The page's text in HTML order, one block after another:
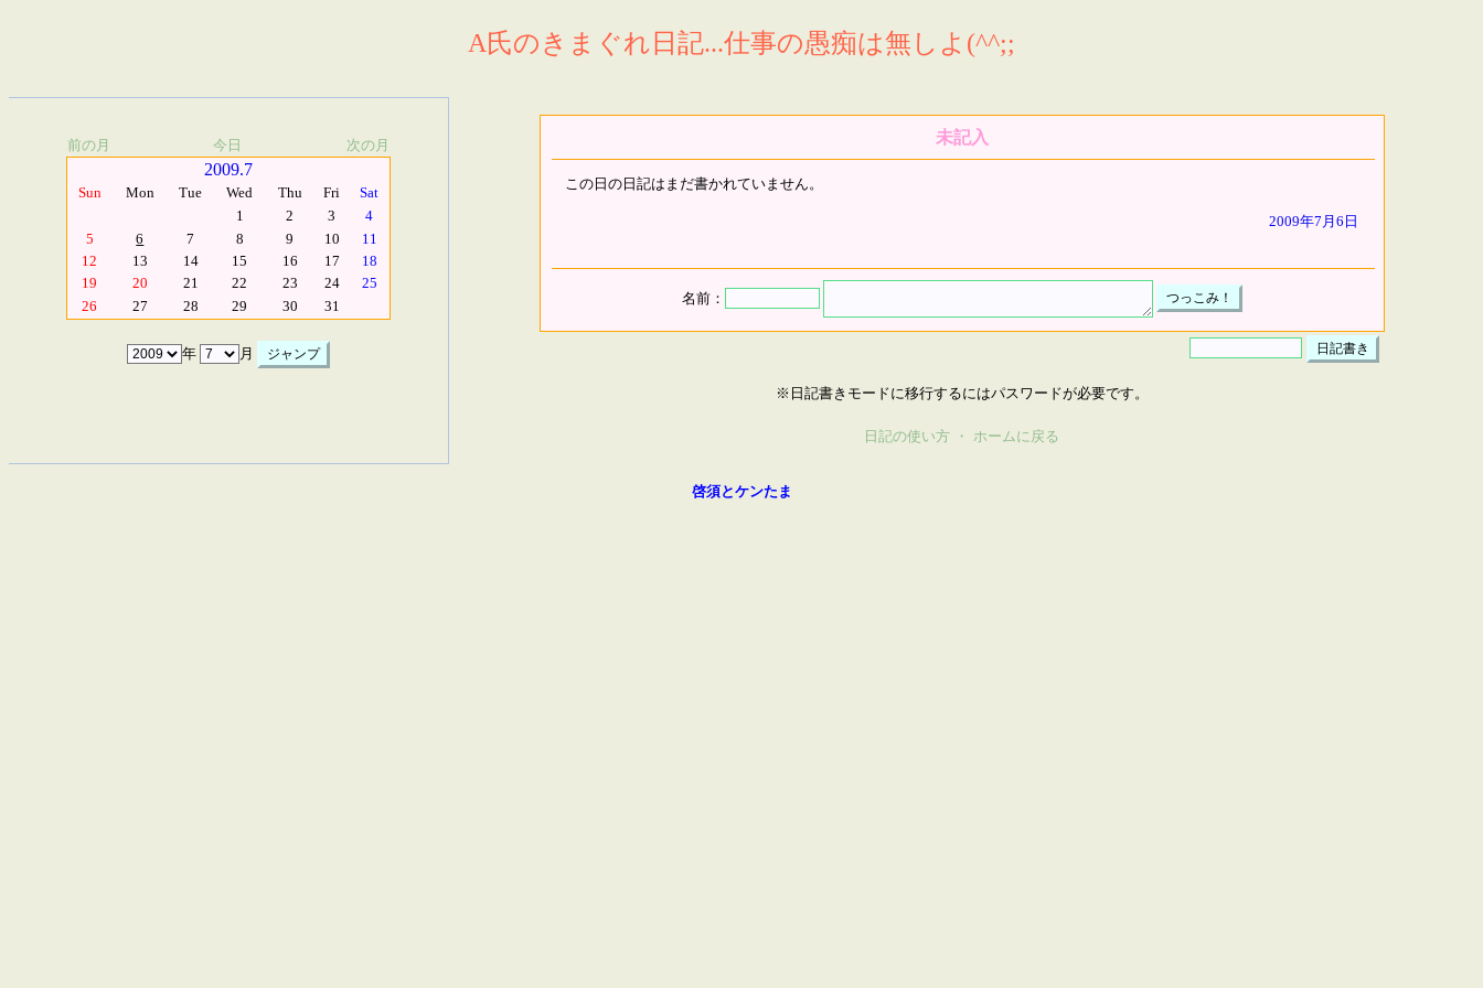
A氏のきまぐれ日記...仕事の愚痴は無しよ(^^;;
前の月 今日 次の月
2009.7
Sun Mon Tue Wed Thu Fri
Sat
1
2 3
4
5
6 7 8 9 10
11
12
13 14 15 16 17
18
19
20 21 22 23 24
25
26
27 28 29 30 31
年 月
未記入
この日の日記はまだ書かれていません。
2009年7月6日
名前：
※日記書きモードに移行するにはパスワードが必要です。
日記の使い方 ・ ホームに戻る
啓須とケンたま